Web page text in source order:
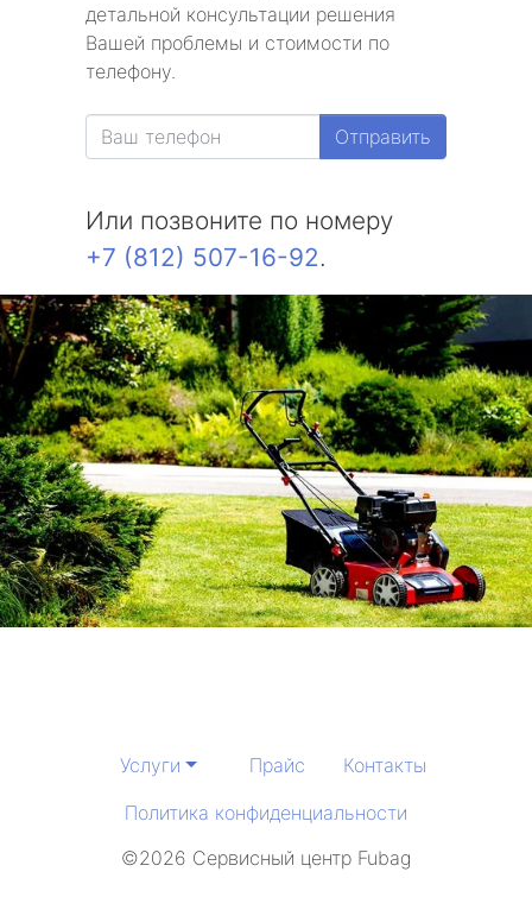
детальной консультации решения
Вашей проблемы и стоимости по
телефону.
Отправить
Или позвоните по номеру
+7 (812) 507-16-92.
Услуги Прайс
Контакты
Политика конфиденциальности
©2026 Сервисный центр Fubag